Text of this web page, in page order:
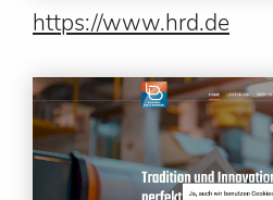
https://www.hrd.de